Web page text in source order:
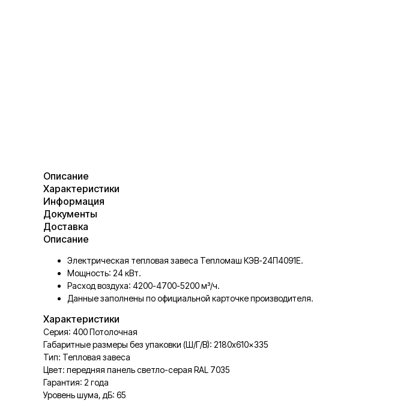
Описание
Характеристики
Информация
Документы
Доставка
Описание
Электрическая тепловая завеса Тепломаш КЭВ-24П4091Е.
Мощность: 24 кВт.
Расход воздуха: 4200-4700-5200 м³/ч.
Данные заполнены по официальной карточке производителя.
Характеристики
Серия: 400 Потолочная
Габаритные размеры без упаковки (Ш/Г/В): 2180x610x335
Тип: Тепловая завеса
Цвет: передняя панель светло-серая RAL 7035
Гарантия: 2 года
Уровень шума, дБ: 65